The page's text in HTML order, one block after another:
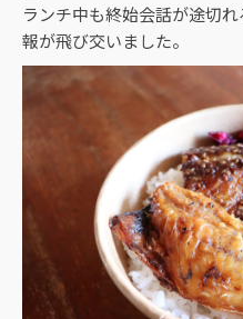
ランチ中も終始会話が途切
報が飛び交いました。